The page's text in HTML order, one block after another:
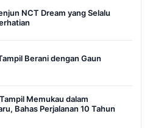
NCT Dream yang Selalu
Berani dengan Gaun
Memukau dalam
Bahas Perjalanan 10 Tahun